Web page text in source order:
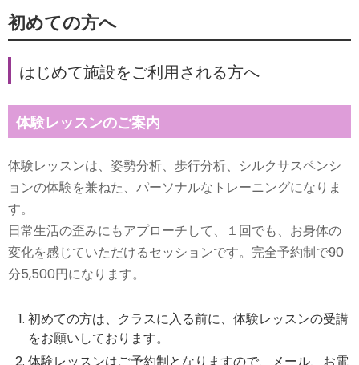
初めての方へ
はじめて施設をご利用される方へ
体験レッスンのご案内
体験レッスンは、姿勢分析、歩行分析、シルクサスペンシ
ョンの体験を兼ねた、パーソナルなトレーニングになりま
す。
日常生活の歪みにもアプローチして、１回でも、お身体の
変化を感じていただけるセッションです。完全予約制で90
分5,500円になります。
初めての方は、クラスに入る前に、体験レッスンの受講
をお願いしております。
体験レッスンはご予約制となりますので、メール、お電